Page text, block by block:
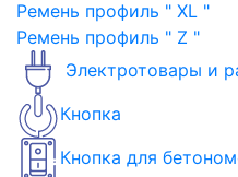
Ремень профиль " XL "
Ремень профиль " Z "
Электротовары и
Кнопка
Кнопка для